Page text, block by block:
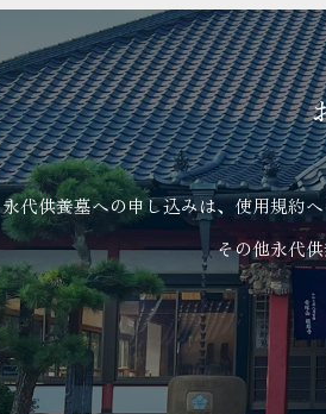
永代供養墓への申し込みは、使用規約
その他永代